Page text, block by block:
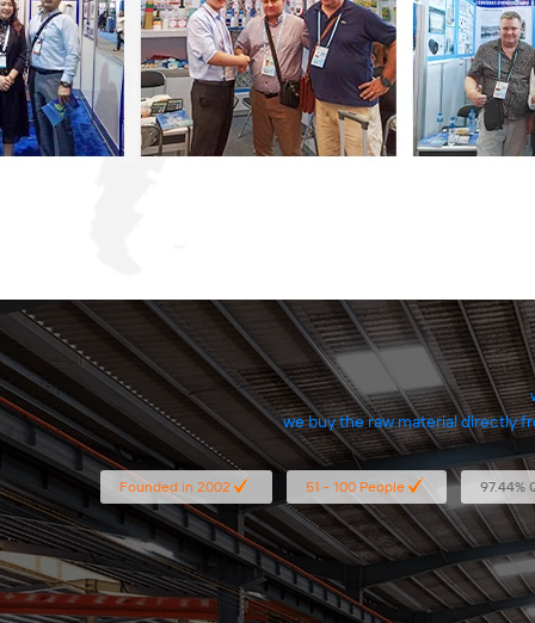
we buy the raw material directly
we have
Founded in 2002 51 - 100 People 97.44%